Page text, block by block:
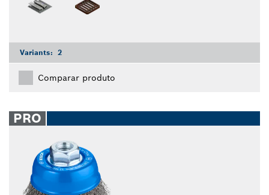
Variants: 2
Comparar produto
PRO